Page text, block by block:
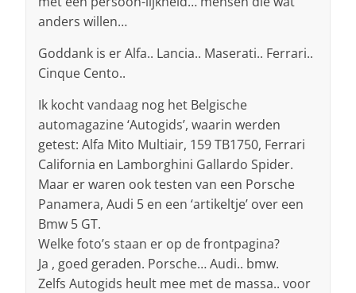
anders willen…
Goddank is er Alfa.. Lancia.. Maserati.. Ferrari..
Cinque Cento..
Ik kocht vandaag nog het Belgische
automagazine ‘Autogids’, waarin werden
getest: Alfa Mito Multiair, 159 TB1750, Ferrari
California en Lamborghini Gallardo Spider.
Maar er waren ook testen van een Porsche
Panamera, Audi 5 en een ‘artikeltje’ over een
Bmw 5 GT.
Welke foto’s staan er op de frontpagina?
Ja , goed geraden. Porsche… Audi.. bmw.
Zelfs Autogids heult mee met de massa.. voor